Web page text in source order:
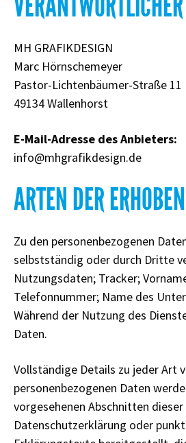
MH GRAFIKDESIGN
Marc Hörnschemeyer
Pastor-Lichtenbäumer-Straße 11
49134 Wallenhorst
E-Mail-Adresse des Anbieters:
info@mhgrafikdesign.de
ARTEN DER
Zu den personenbezogenen
selbstständig oder durch Dritte
Nutzungsdaten; Tracker;
Telefonnummer; Name des
Während der Nutzung des
Daten.
Vollständige Details zu jeder Art
personenbezogenen Daten
vorgesehenen Abschnitten dieser
Datenschutzerklärung oder